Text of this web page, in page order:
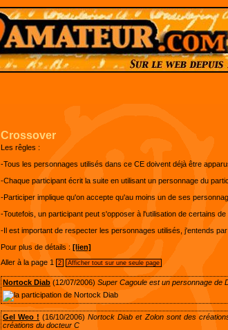
Crossover
Les rêgles :
-Tous les personnages utilisés dans ce CE doivent déjà être
-Chaque participant écrit la suite en utilisant un personnage du
-Participer implique qu'on accepte qu'au moins un de ses
-Toutefois, un participant peut s'opposer à l'utilisation de certains
-Il est important de respecter les personnages utilisés, j'entends
Pour plus de détails : [lien]
Aller à la page 1 2 Afficher tout sur une seule page
Nortock Diab (12/07/2006) Super Cagoule est un personnage de
Gel Weo ! (16/10/2006)Nortock Diab et Zolon sont des
créations du docteur C